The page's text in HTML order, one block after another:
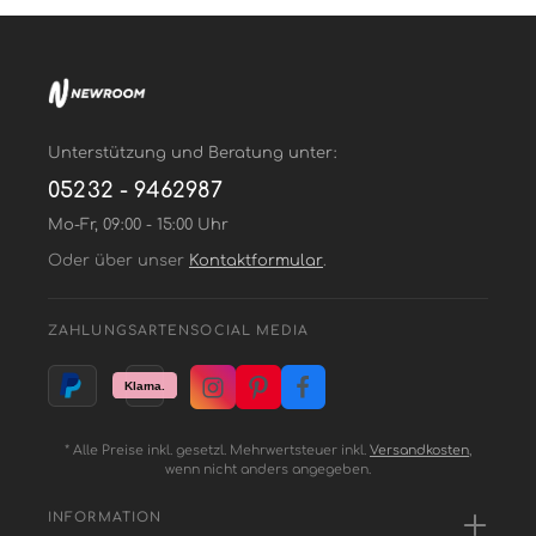
Unterstützung und Beratung unter:
05232 - 9462987
Mo-Fr, 09:00 - 15:00 Uhr
Oder über unser Kontaktformular.
ZAHLUNGSARTEN SOCIAL MEDIA
* Alle Preise inkl. gesetzl. Mehrwertsteuer inkl. Versandkosten,
wenn nicht anders angegeben.
INFORMATION